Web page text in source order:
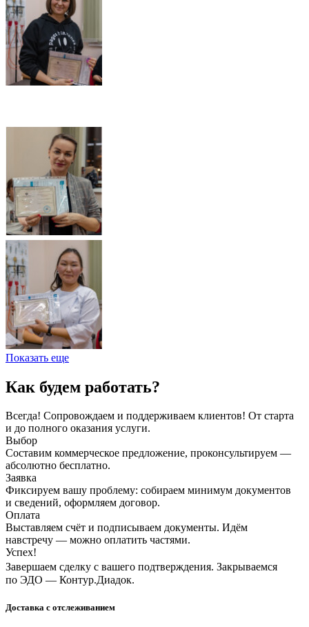
Показать еще
Как будем работать?
Всегда! Сопровождаем и поддерживаем клиентов! От старта
и до полного оказания услуги.
Выбор
Составим коммерческое предложение, проконсультируем —
абсолютно бесплатно.
Заявка
Фиксируем вашу проблему: собираем минимум документов
и сведений, оформляем договор.
Оплата
Выставляем счёт и подписываем документы. Идём
навстречу — можно оплатить частями.
Успех!
Завершаем сделку с вашего подтверждения. Закрываемся
по ЭДО — Контур.Диадок.
Доставка с отслеживанием